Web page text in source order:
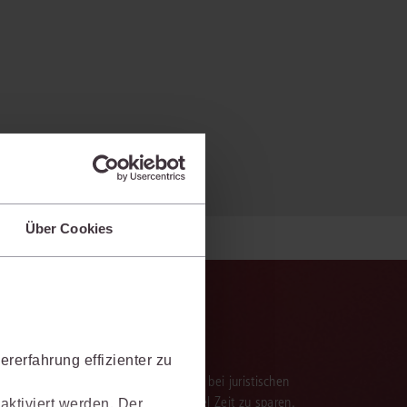
Über Cookies
effizienter zu
werden. Der
der Ergebnisse. Sie hilft, bei juristischen
aufbauenden Textentwürfen viel Zeit zu sparen.